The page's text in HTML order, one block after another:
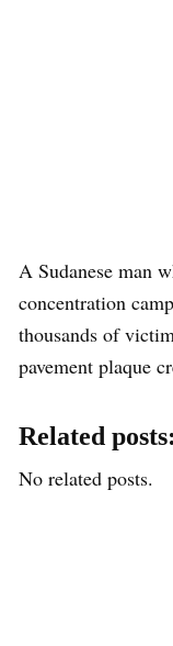
A Sudanese man
concentration
thousands of
pavement plaque
Related posts:
No related posts.